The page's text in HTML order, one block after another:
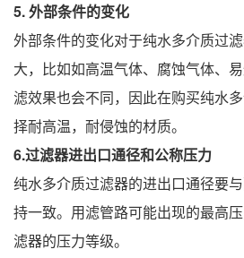
5. 外部条件的变化
外部条件的变化对于纯水多介质过
大，比如如高温气体、腐蚀气体、
滤效果也会不同，因此在购买纯水
择耐高温，耐侵蚀的材质。
6.过滤器进出口通径和公称压力
纯水多介质过滤器的进出口通径要
持一致。用滤管路可能出现的最高
滤器的压力等级。